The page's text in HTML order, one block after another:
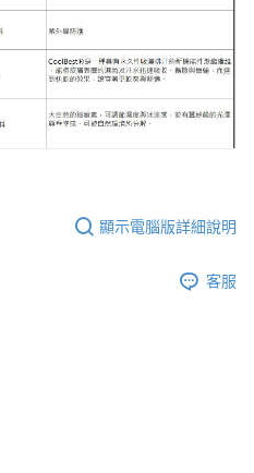
顯示電腦版詳細說明
客服